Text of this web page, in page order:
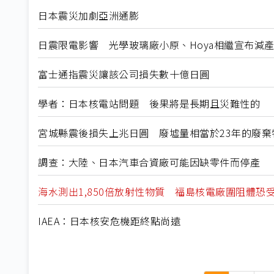
日本震災加劇亞洲通膨
日震限電影響 光學玻璃廠小原、Hoya相繼宣布減產
富士通指震災讓該公司損失數十億日圓
學者：日本核電站問題 後果將是長期且災難性的
宮城縣震後損失上兆日圓 廢墟量相當於23年的廢棄
調查：大陸、日本汽車合資廠可能因缺零件而停產
海水測出1,850倍放射性物質 福島核電廠圍阻體恐
IAEA：日本核安危機距終點尚遠